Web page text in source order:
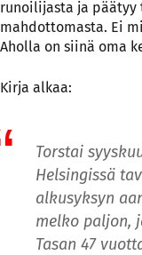
runoilijasta ja päätyy
mahdottomasta. Ei
Aholla on siinä oma
Kirja alkaa:
Torstai
Helsingissä
alkusyksyn
melko paljon,
Tasan 47